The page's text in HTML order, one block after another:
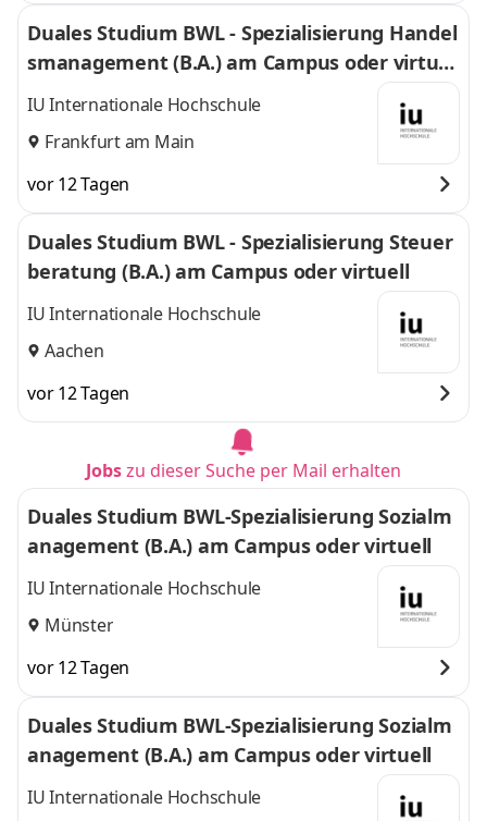
Duales Studium BWL - Spezialisierung Handel
smanagement (B.A.) am Campus oder virtuel
l
IU Internationale Hochschule
Frankfurt am Main
vor 12 Tagen
Duales Studium BWL - Spezialisierung Steuer
beratung (B.A.) am Campus oder virtuell
IU Internationale Hochschule
Aachen
vor 12 Tagen
Jobszu dieser Suche per Mail erhalten
Duales Studium BWL-Spezialisierung Sozialm
anagement (B.A.) am Campus oder virtuell
IU Internationale Hochschule
Münster
vor 12 Tagen
Duales Studium BWL-Spezialisierung Sozialm
anagement (B.A.) am Campus oder virtuell
IU Internationale Hochschule